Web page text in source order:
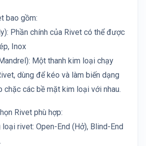
bao gồm:
Phần chính của Rivet có thể được
Inox
Một thanh kim loại chạy
dùng để kéo và làm biến dạng
chặc các bề mặt kim loại với nhau.
Rivet phù hợp:
rivet: Open-End (Hở), Blind-End